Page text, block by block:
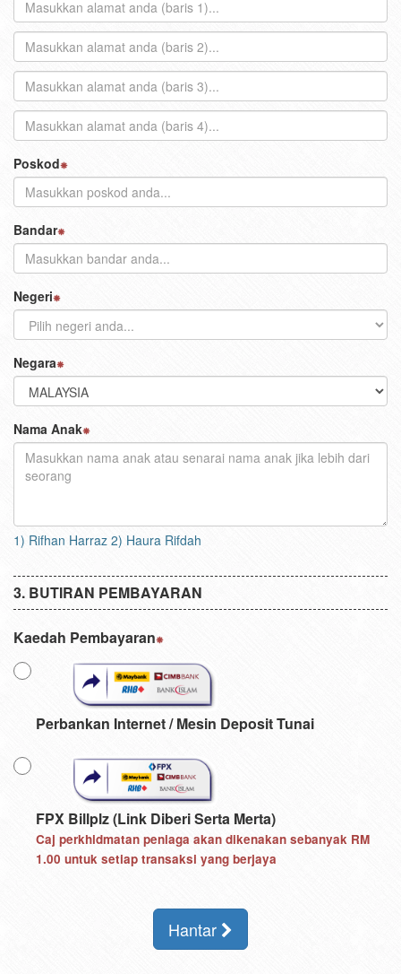
Poskod
Bandar
Negeri
Negara
Nama Anak
1) Rifhan Harraz 2) Haura Rifdah
BUTIRAN PEMBAYARAN
Kaedah Pembayaran
Perbankan Internet / Mesin Deposit Tunai
FPX Billplz (Link Diberi Serta Merta)
Caj perkhidmatan peniaga akan dikenakan sebanyak RM
1.00 untuk setiap transaksi yang berjaya
Hantar